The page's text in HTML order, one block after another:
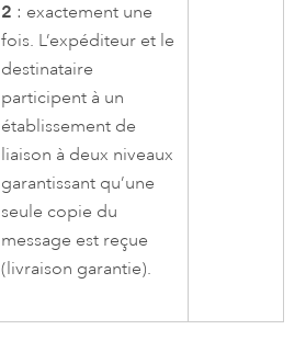
2 : exactement une
fois. L’expéditeur et le
destinataire
participent à un
établissement de
liaison à deux niveaux
garantissant qu’une
seule copie du
message est reçue
(livraison garantie).